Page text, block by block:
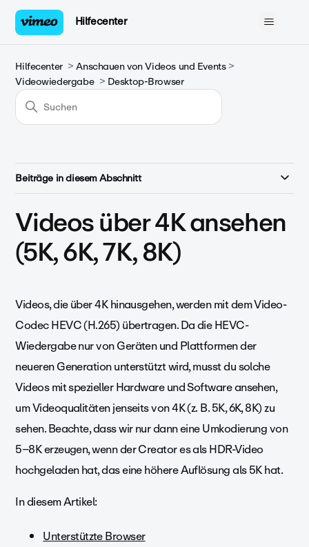
Hilfecenter
Hilfecenter
Anschauen von Videos und Events
Videowiedergabe
Desktop-Browser
Beiträge in diesem Abschnitt
Videos über 4K ansehen
(5K, 6K, 7K, 8K)
Videos, die über 4K hinausgehen, werden mit dem Video-
Codec HEVC (H.265) übertragen. Da die HEVC-
Wiedergabe nur von Geräten und Plattformen der
neueren Generation unterstützt wird, musst du solche
Videos mit spezieller Hardware und Software ansehen,
um Videoqualitäten jenseits von 4K (z. B. 5K, 6K, 8K) zu
sehen. Beachte, dass wir nur dann eine Umkodierung von
5–8K erzeugen, wenn der Creator es als HDR-Video
hochgeladen hat, das eine höhere Auflösung als 5K hat.
In diesem Artikel:
Unterstützte Browser